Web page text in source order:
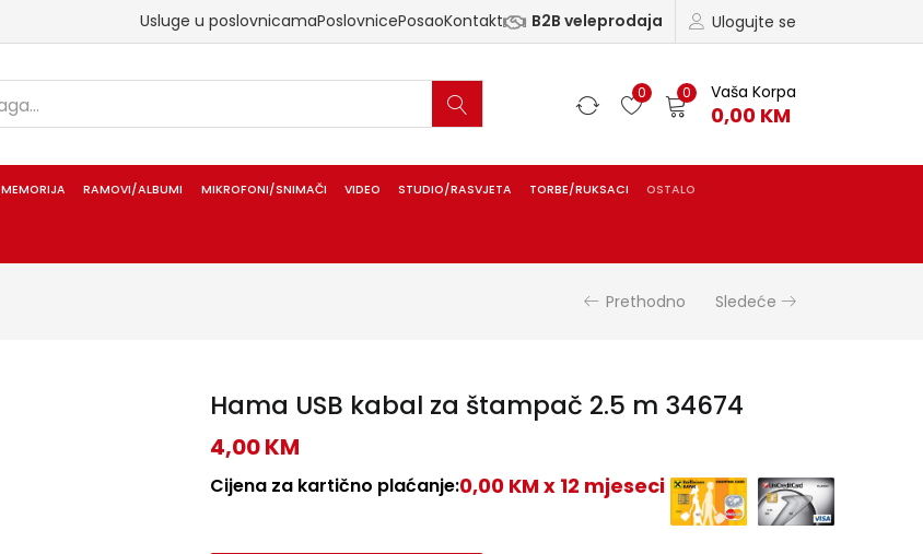
Ulogujte se
Usluge u poslovnicamaPoslovnicePosaoKontakt B2B veleprodaja
0 0 Vaša Korpa
0,00 KM
MEMORIJA RAMOVI/ALBUMI MIKROFONI/SNIMAČI VIDEO STUDIO/RASVJETA TORBE/RUKSACI OSTALO
Prethodno Sledeće
Hama USB kabal za štampač 2.5 m 34674
4,00KM
Cijena za kartično plaćanje:0,00 KM x 12 mjeseci